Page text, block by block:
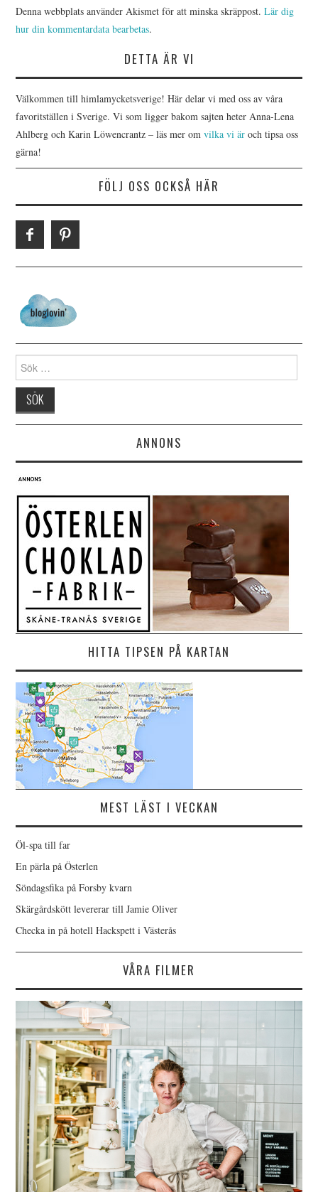
Denna webbplats använder Akismet för att minska skräppost.Lär dig
hur din kommentardata bearbetas.
DETTA ÄR VI
Välkommen till himlamycketsverige! Här delar vi med oss av våra
favoritställen i Sverige. Vi som ligger bakom sajten heter Anna-Lena
Ahlberg och Karin Löwencrantz – läs mer omvilka vi är och tipsa oss
gärna!
FÖLJ OSS OCKSÅ HÄR
Search for:
ANNONS
HITTA TIPSEN PÅ KARTAN
MEST LÄST I VECKAN
Öl-spa till far
En pärla på Österlen
Söndagsfika på Forsby kvarn
Skärgårdskött levererar till Jamie Oliver
Checka in på hotell Hackspett i Västerås
VÅRA FILMER